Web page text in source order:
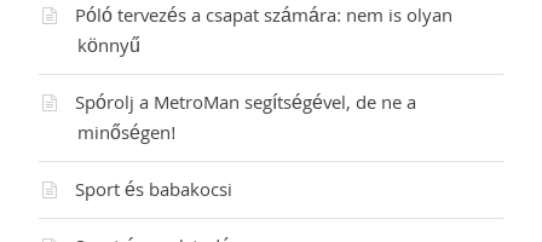
Póló tervezés a csapat számára: nem is olyan
könnyű
Spórolj a MetroMan segítségével, de ne a
minőségen!
Sport és babakocsi